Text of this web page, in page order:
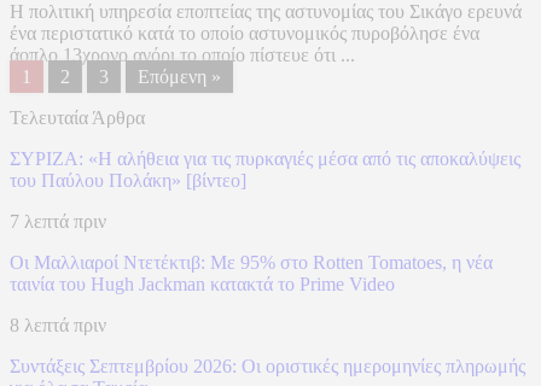
Η πολιτική υπηρεσία εποπτείας της αστυνομίας του Σικάγο ερευνά
ένα περιστατικό κατά το οποίο αστυνομικός πυροβόλησε ένα
άοπλο 13χρονο αγόρι το οποίο πίστευε ότι ...
1
2 3
Επόμενη »
Τελευταία Άρθρα
ΣΥΡΙΖΑ: «Η αλήθεια για τις πυρκαγιές μέσα από τις αποκαλύψεις
του Παύλου Πολάκη» [βίντεο]
7 λεπτά πριν
Οι Μαλλιαροί Ντετέκτιβ: Με 95% στο Rotten Tomatoes, η νέα
ταινία του Hugh Jackman κατακτά το Prime Video
8 λεπτά πριν
Συντάξεις Σεπτεμβρίου 2026: Οι οριστικές ημερομηνίες πληρωμής